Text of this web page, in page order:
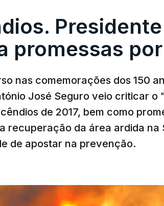
promessas
nas comemorações dos 150
José Seguro veio criticar
de 2017, bem como
recuperação da área ardida na
de apostar na prevenção.